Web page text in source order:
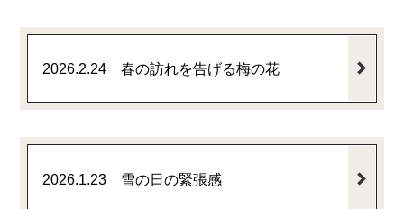
2026.2.24 春の訪れを告げる梅の花
2026.1.23 雪の日の緊張感